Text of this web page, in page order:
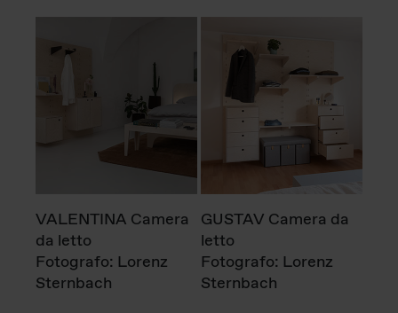
VALENTINA Camera
da letto
Fotografo: Lorenz
Sternbach
GUSTAV Camera da
letto
Fotografo: Lorenz
Sternbach